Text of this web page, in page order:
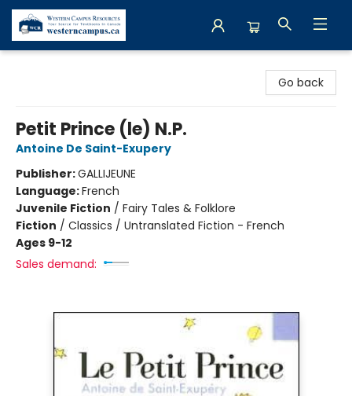
Go back
Petit Prince (le) N.P.
Antoine De Saint-Exupery
Publisher:GALLIJEUNE
Language:French
Juvenile Fiction / Fairy Tales & Folklore
Fiction / Classics / Untranslated Fiction - French
Ages 9-12
Sales demand: